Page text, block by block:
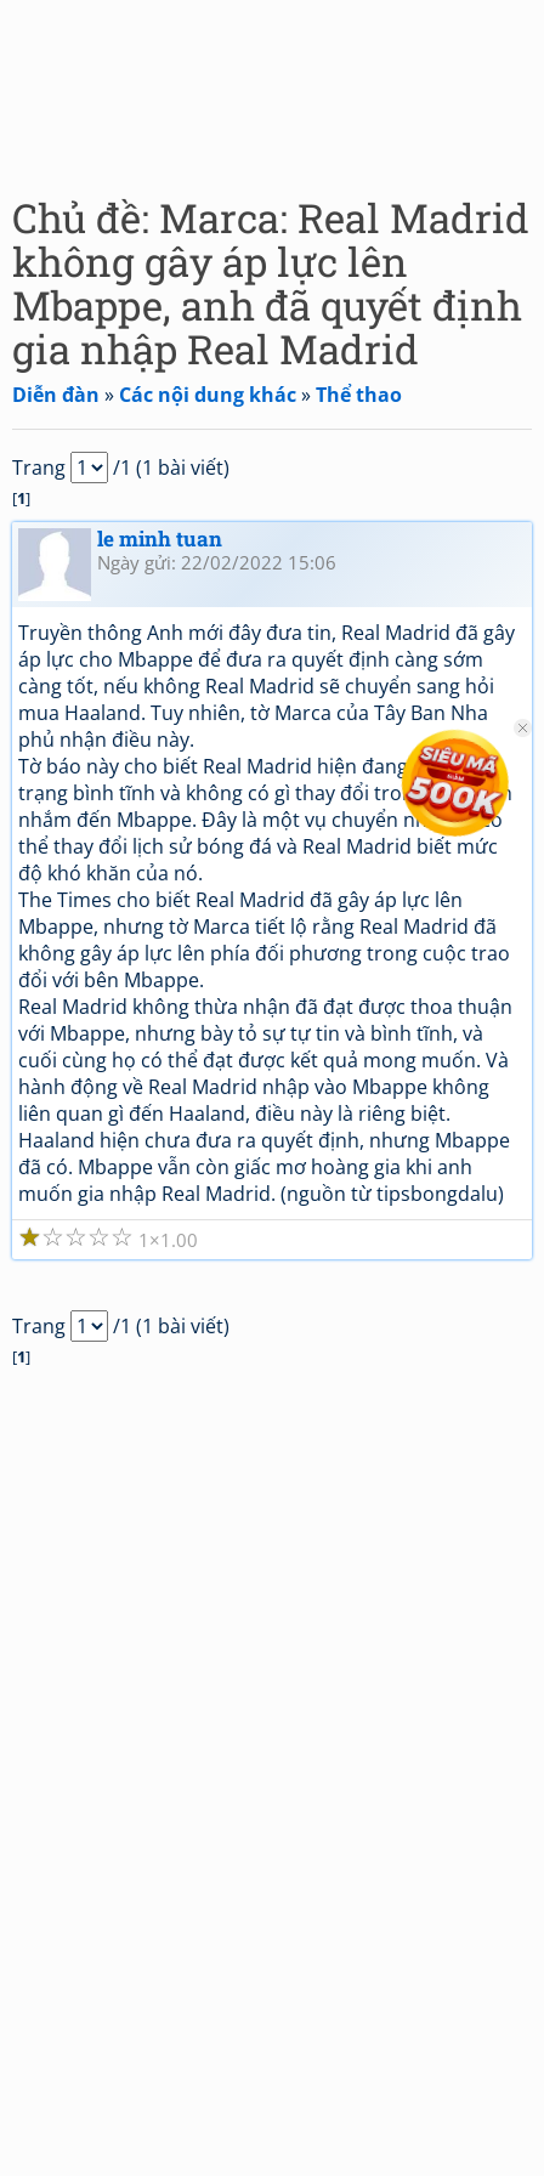
Chủ đề: Marca: Real Madrid
không gây áp lực lên
Mbappe, anh đã quyết định
gia nhập Real Madrid
Diễn đàn » Các nội dung khác»Thể thao
Trang /1 (1 bài viết)
[1]
le minh tuan
Ngày gửi: 22/02/2022 15:06
Truyền thông Anh mới đây đưa tin, Real Madrid đã gây
áp lực cho Mbappe để đưa ra quyết định càng sớm
càng tốt, nếu không Real Madrid sẽ chuyển sang hỏi
mua Haaland. Tuy nhiên, tờ Marca của Tây Ban Nha
phủ nhận điều này.
Tờ báo này cho biết Real Madrid hiện đang trong tình
trạng bình tĩnh và không có gì thay đổi trong kế hoạch
nhắm đến Mbappe. Đây là một vụ chuyển nhượng có
thể thay đổi lịch sử bóng đá và Real Madrid biết mức
độ khó khăn của nó.
The Times cho biết Real Madrid đã gây áp lực lên
Mbappe, nhưng tờ Marca tiết lộ rằng Real Madrid đã
không gây áp lực lên phía đối phương trong cuộc trao
đổi với bên Mbappe.
Real Madrid không thừa nhận đã đạt được thoa thuận
với Mbappe, nhưng bày tỏ sự tự tin và bình tĩnh, và
cuối cùng họ có thể đạt được kết quả mong muốn. Và
hành động về Real Madrid nhập vào Mbappe không
liên quan gì đến Haaland, điều này là riêng biệt.
Haaland hiện chưa đưa ra quyết định, nhưng Mbappe
đã có. Mbappe vẫn còn giấc mơ hoàng gia khi anh
muốn gia nhập Real Madrid. (nguồn từ tipsbongdalu)
☆
☆
☆
☆
☆ 1 1.00
Trang /1 (1 bài viết)
[1]